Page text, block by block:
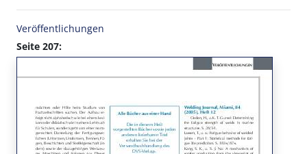
Veröffentlichungen
Seite 207: